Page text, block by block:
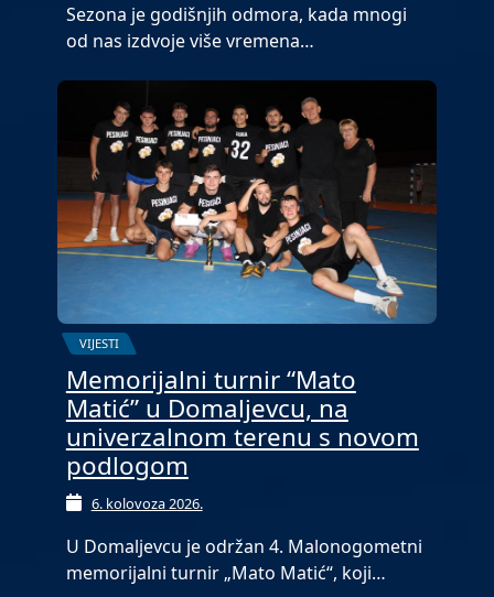
Sezona je godišnjih odmora, kada mnogi
od nas izdvoje više vremena…
VIJESTI
Memorijalni turnir “Mato
Matić” u Domaljevcu, na
univerzalnom terenu s novom
podlogom
6. kolovoza 2026.
U Domaljevcu je održan 4. Malonogometni
memorijalni turnir „Mato Matić“, koji…